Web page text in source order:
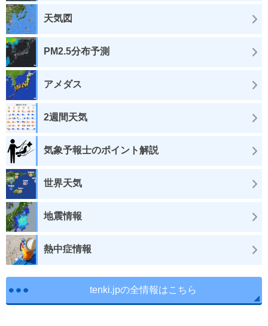
天気図
PM2.5分布予測
アメダス
2週間天気
気象予報士のポイント解説
世界天気
地震情報
熱中症情報
tenki.jpの全情報はこちら